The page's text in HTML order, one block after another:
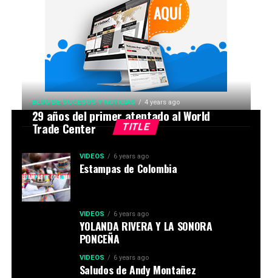
TITLE
BLOG DE SUCESOS Y NOTICIAS 4 years ago
29 años del primer atentado al World
Trade Center
VIDEOS 6 years ago
Estampas de Colombia
VIDEOS 6 years ago
YOLANDA RIVERA Y LA SONORA
PONCEÑA
VIDEOS 6 years ago
Saludos de Andy Montañez